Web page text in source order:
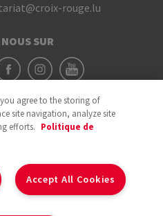
rouge.lu
SUR
agree to the storing of
site navigation, analyze site
efforts. Politique de
Accept All Cookies